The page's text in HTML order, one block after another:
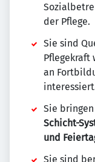
der Pflege.
Sie sind
Pflegekraft
an
Sie
Schicht-
und
Sie sind